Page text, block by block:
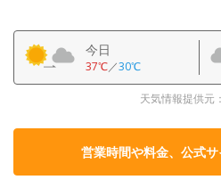
今日
37℃／30℃
天気情報提供元
営業時間や料金、公式